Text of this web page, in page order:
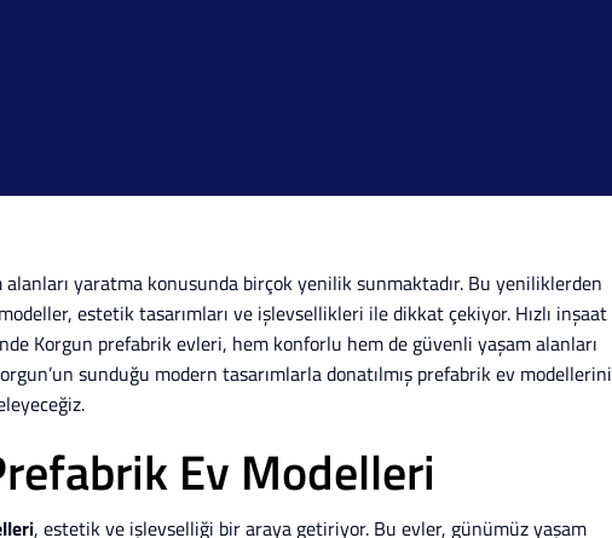
yaratma konusunda birçok yenilik sunmaktadır. Bu yeniliklerden
estetik tasarımları ve işlevsellikleri ile dikkat çekiyor. Hızlı inşaat
Korgun prefabrik evleri, hem konforlu hem de güvenli yaşam alanları
sunduğu modern tasarımlarla donatılmış prefabrik ev modellerini
Ev Modelleri
, estetik ve işlevselliği bir araya getiriyor. Bu evler, günümüz yaşam